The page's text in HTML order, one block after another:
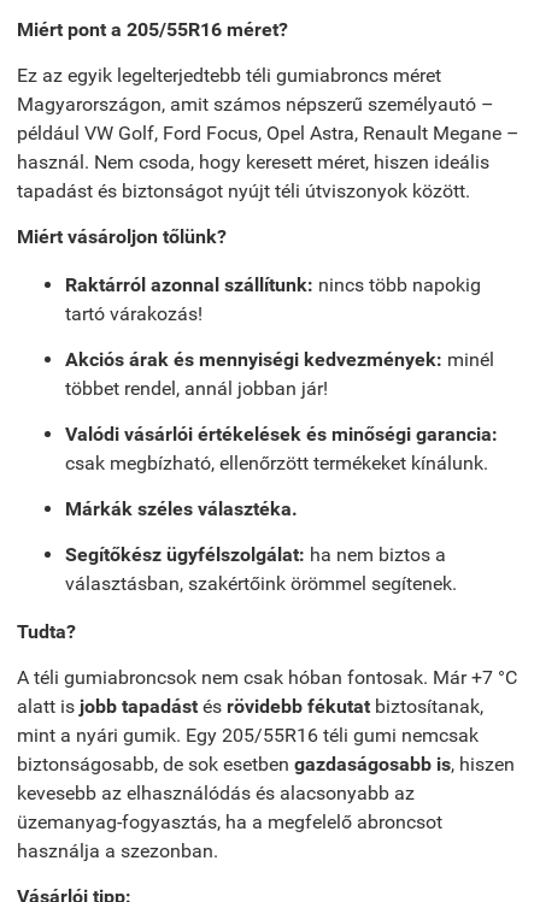
Miért pont a 205/55R16 méret?
Ez az egyik legelterjedtebb téli gumiabroncs méret
Magyarországon, amit számos népszerű személyautó –
például VW Golf, Ford Focus, Opel Astra, Renault Megane –
használ. Nem csoda, hogy keresett méret, hiszen ideális
tapadást és biztonságot nyújt téli útviszonyok között.
Miért vásároljon tőlünk?
Raktárról azonnal szállítunk: nincs több napokig
tartó várakozás!
Akciós árak és mennyiségi kedvezmények: minél
többet rendel, annál jobban jár!
Valódi vásárlói értékelések és minőségi garancia:
csak megbízható, ellenőrzött termékeket kínálunk.
Márkák széles választéka.
Segítőkész ügyfélszolgálat: ha nem biztos a
választásban, szakértőink örömmel segítenek.
Tudta?
A téli gumiabroncsok nem csak hóban fontosak. Már +7 °C
alatt is jobb tapadást és rövidebb fékutat biztosítanak,
mint a nyári gumik. Egy 205/55R16 téli gumi nemcsak
biztonságosabb, de sok esetben gazdaságosabb is, hiszen
kevesebb az elhasználódás és alacsonyabb az
üzemanyag-fogyasztás, ha a megfelelő abroncsot
használja a szezonban.
Vásárlói tipp: